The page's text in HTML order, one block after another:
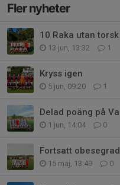
Fler nyheter
10 Raka utan
13 jun, 13:32 1
Kryss igen
5 jun, 09:20 1
Delad poäng på
1 jun, 14:04 0
Fortsatt
15 maj, 13:49 0